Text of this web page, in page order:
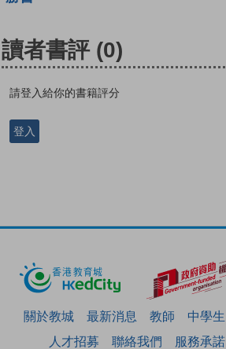
讀者書評 (0)
請登入給你的書籍評分
登入
關於教城 最新消息 教師 中學生
人才招募
聯絡我們 服務承諾